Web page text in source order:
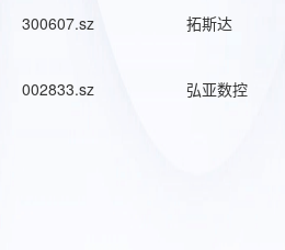
300607.sz 拓斯达
002833.sz 弘亚数控